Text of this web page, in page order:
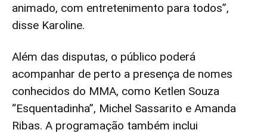
animado, com entretenimento para todos”,
disse Karoline.
Além das disputas, o público poderá
acompanhar de perto a presença de nomes
conhecidos do MMA, como Ketlen Souza
“Esquentadinha”, Michel Sassarito e Amanda
Ribas. A programação também inclui